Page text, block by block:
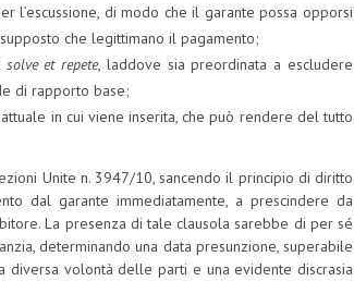
l’escussione, di modo che il garante possa opporsi
che legittimano il pagamento;
solve et repete, laddove sia preordinata a escludere
di rapporto base;
in cui viene inserita, che può rendere del tutto
Unite n. 3947/10, sancendo il principio di diritto
dal garante immediatamente, a prescindere da
La presenza di tale clausola sarebbe di per sé
determinando una data presunzione, superabile
volontà delle parti e una evidente discrasia